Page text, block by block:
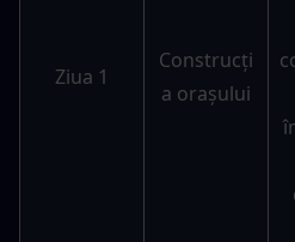
Ziua 1
Construcți
a orașului